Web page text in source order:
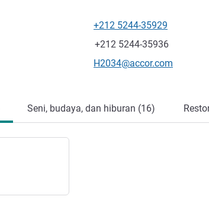
Telepon
+212 5244-35929
Fax
+212 5244-35936
Email kontak
H2034@accor.com
Seni, budaya, dan hiburan (16)